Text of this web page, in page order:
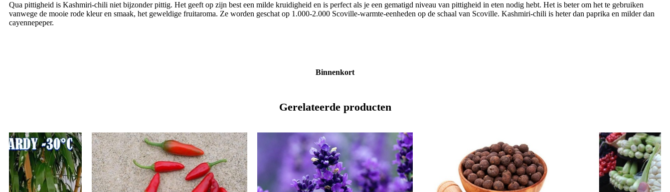
Qua pittigheid is Kashmiri-chili niet bijzonder pittig. Het geeft op zijn best een milde kruidigheid en is perfect als je een gematigd niveau van pittigheid in eten nodig hebt. Het is beter om het te gebruiken
vanwege de mooie rode kleur en smaak, het geweldige fruitaroma. Ze worden geschat op 1.000-2.000 Scoville-warmte-eenheden op de schaal van Scoville. Kashmiri-chili is heter dan paprika en milder dan
cayennepeper.
Binnenkort
Gerelateerde producten